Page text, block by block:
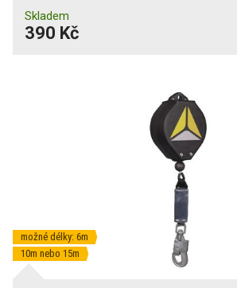
Skladem
390 Kč
možné délky: 6m
10m nebo 15m